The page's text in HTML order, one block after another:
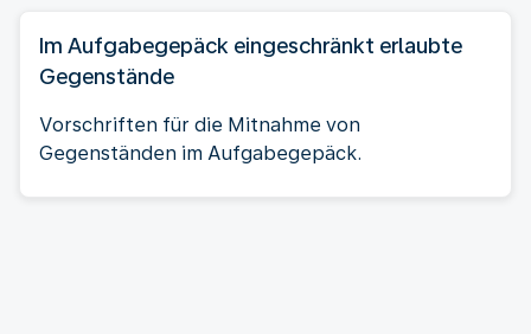
Im Aufgabegepäck eingeschränkt erlaubte
Gegenstände
Vorschriften für die Mitnahme von
Gegenständen im Aufgabegepäck.